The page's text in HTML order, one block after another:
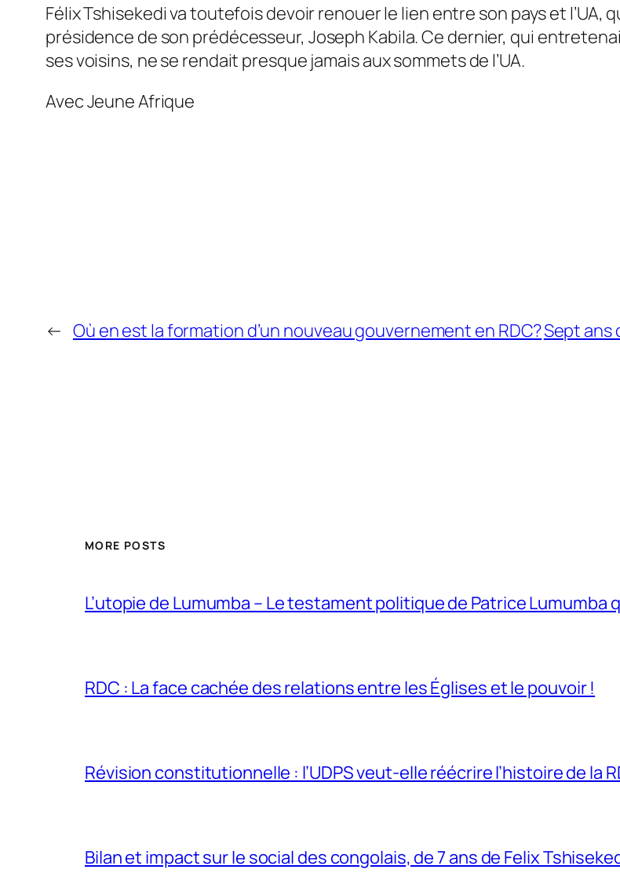
Félix Tshisekedi va toutefois devoir renouer le lien entre son pays et
présidence de son prédécesseur, Joseph Kabila. Ce dernier, qui
ses voisins, ne se rendait presque jamais aux sommets de l’UA.
Avec Jeune Afrique
← Où en est la formation d’un nouveau gouvernement en RDC?Sept ans
MORE POSTS
L’utopie de Lumumba – Le testament politique de Patrice
RDC : La face cachée des relations entre les Églises et le pouvoir !
Révision constitutionnelle : l’UDPS veut-elle réécrire l’histoire de la
Bilan et impact sur le social des congolais, de 7 ans de Felix